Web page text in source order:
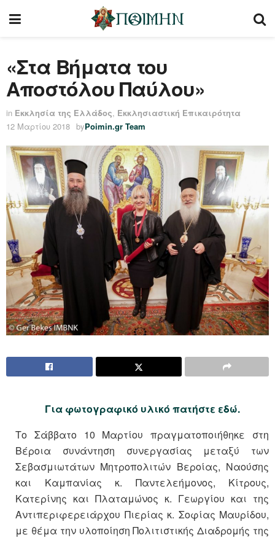
«Στα Βήματα του
Αποστόλου Παύλου»
in Εκκλησία της Ελλάδος, Εκκλησιαστική Επικαιρότητα
12 Μαρτίου 2018 byPoimin.gr Team
Για φωτογραφικό υλικό πατήστε εδώ.
Το Σάββατο 10 Μαρτίου πραγματοποιήθηκε στη
Βέροια συνάντηση συνεργασίας μεταξύ των
Σεβασμιωτάτων Μητροπολιτών Βεροίας, Ναούσης
και Καμπανίας κ. Παντελεήμονος, Κίτρους,
Κατερίνης και Πλαταμώνος κ. Γεωργίου και της
Αντιπεριφερειάρχου Πιερίας κ. Σοφίας Μαυρίδου,
με θέμα την υλοποίηση Πολιτιστικής Διαδρομής της